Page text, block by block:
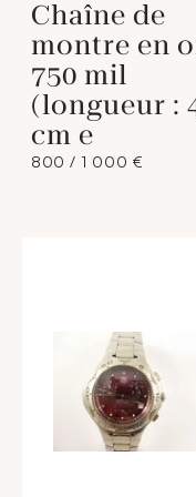
Chaîne de
montre en
750 mil
(longueur :
cm e
800 / 1 000 €